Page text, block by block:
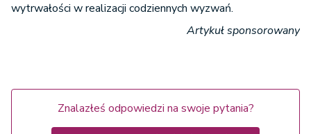
wytrwałości w realizacji codziennych wyzwań.
Artykuł sponsorowany
Znalazłeś odpowiedzi na swoje pytania?